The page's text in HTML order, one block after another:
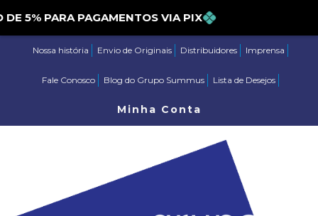
DE 5% PARA PAGAMENTOS VIA PIX
Nossa história Envio de Originais Distribuidores Imprensa
Fale Conosco Blog do Grupo Summus Lista de Desejos
Minha Conta